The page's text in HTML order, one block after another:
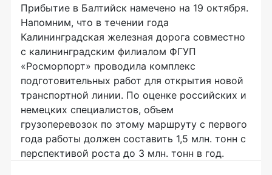
Прибытие в Балтийск намечено на 19 октября.
Напомним, что в течении года
Калининградская железная дорога совместно
с калининградским филиалом ФГУП
«Росморпорт» проводила комплекс
подготовительных работ для открытия новой
транспортной линии. По оценке российских и
немецких специалистов, объем
грузоперевозок по этому маршруту с первого
года работы должен составить 1,5 млн. тонн с
перспективой роста до 3 млн. тонн в год.